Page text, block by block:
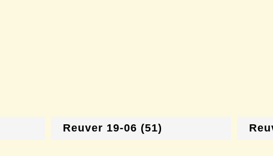
Reuver 19-06 (51)